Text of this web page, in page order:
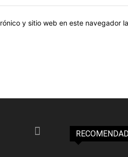
y sitio web en este navegador